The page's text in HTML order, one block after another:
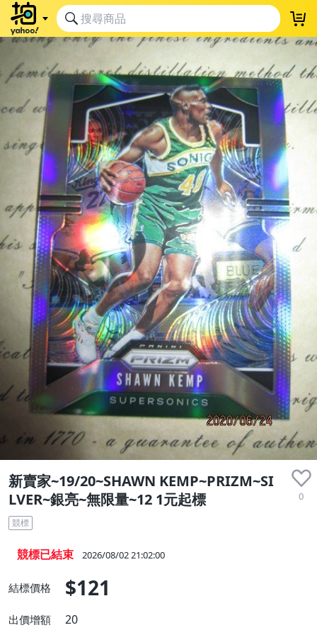
新賣家~19/20~SHAWN KEMP~PRIZM~SI
LVER~銀亮~無限量~12 1元起標
0
競標
競標已結束 2026/08/02 21:02:00
結標價格 $121
出價增額 20